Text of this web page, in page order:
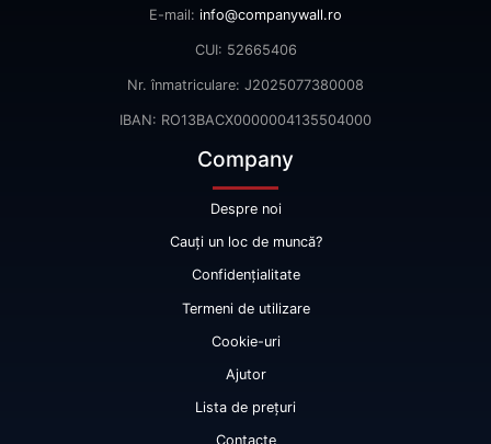
E-mail: info@companywall.ro
CUI: 52665406
Nr. înmatriculare: J2025077380008
IBAN: RO13BACX0000004135504000
Company
Despre noi
Cauți un loc de muncă?
Confidențialitate
Termeni de utilizare
Cookie-uri
Ajutor
Lista de prețuri
Contacte